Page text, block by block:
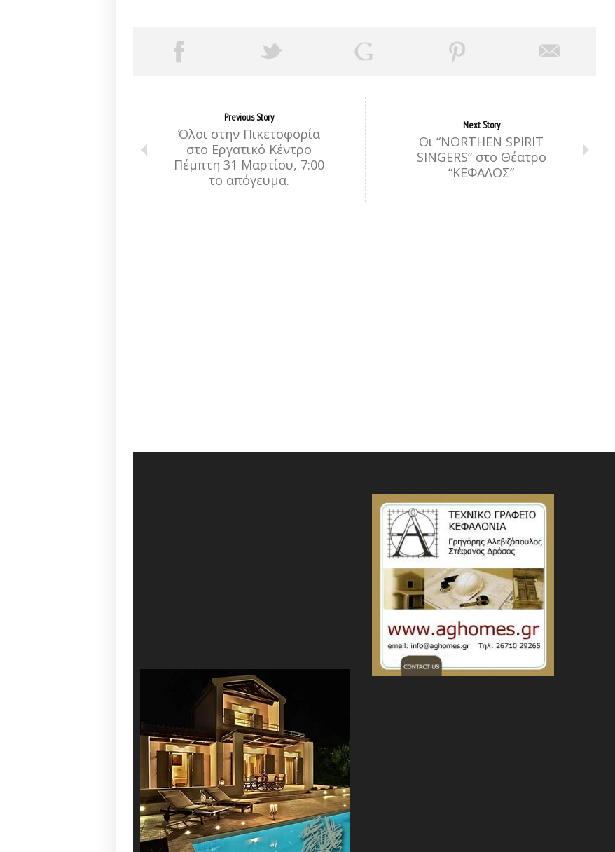
Previous Story
Όλοι στην Πικετοφορία
στο Εργατικό Κέντρο
Πέμπτη 31 Μαρτίου, 7:00
το απόγευμα.
Next Story
Οι “NORTHEN SPIRIT
SINGERS” στο Θέατρο
“ΚΕΦΑΛΟΣ”